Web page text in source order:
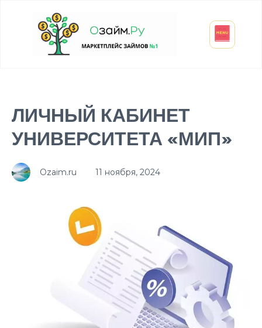
ЛИЧНЫЙ КАБИНЕТ
УНИВЕРСИТЕТА «МИП»
Ozaim.ru 11 ноября, 2024